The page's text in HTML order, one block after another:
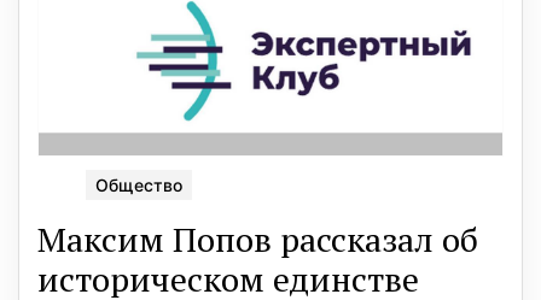
Общество
Максим Попов рассказал об
историческом единстве